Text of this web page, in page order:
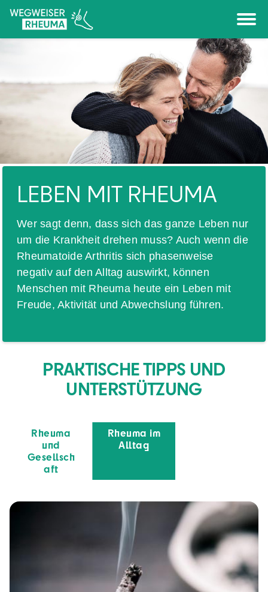
LEBEN MIT RHEUMA
Wer sagt denn, dass sich das ganze Leben nur
um die Krankheit drehen muss? Auch wenn die
Rheumatoide Arthritis sich phasenweise
negativ auf den Alltag auswirkt, können
Menschen mit Rheuma heute ein Leben mit
Freude, Aktivität und Abwechslung führen.
PRAKTISCHE TIPPS UND
UNTERSTÜTZUNG
Rheuma
und
Gesellsch
aft
Rheuma im
Alltag